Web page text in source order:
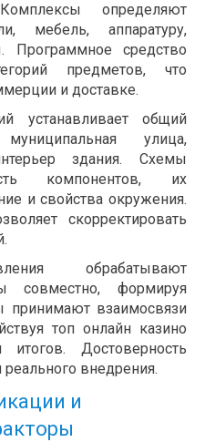
определяют
мебель, аппаратуру,
средство
предметов, что
и доставке.
устанавливает общий
улица,
здания. Схемы
компонентов, их
и свойства окружения.
скорректировать
обрабатывают
совместно, формируя
принимают взаимосвязи
топ онлайн казино
итогов. Достоверность
внедрения.
и